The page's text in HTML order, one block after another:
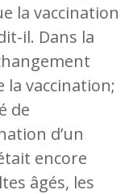
la vaccination
il. Dans la
la vaccination;
de
d’un
encore
âgés, les